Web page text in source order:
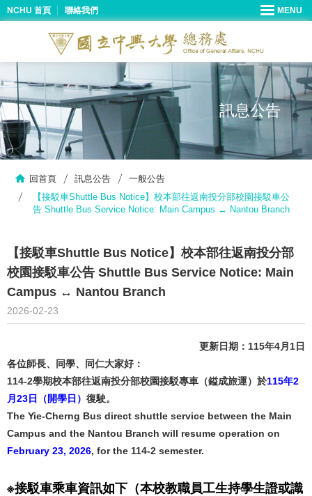
NCHU 首頁 聯絡我們
訊息公告
回首頁 訊息公告
一般公告
【接駁車Shuttle Bus Notice】校本部往返南投分部校園接駁車公
告 Shuttle Bus Service Notice: Main Campus ↔ Nantou Branch
【接駁車Shuttle Bus Notice】校本部往返南投分部
校園接駁車公告 Shuttle Bus Service Notice: Main
Campus ↔ Nantou Branch
2026-02-23
更新日期：115年4月1日
各位師長、同學、同仁大家好：
114-2學期校本部往返南投分部校園接駁專車（鎰成旅運）於115年2
月23日（開學日） 復駛。
The Yie-Cherng Bus direct shuttle service between the Main
Campus and the Nantou Branch will resume operation on
February 23, 2026, for the 114-2 semester.
※接駁車乘車資訊如下（本校教職員工生持學生證或識